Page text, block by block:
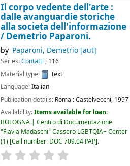
Il corpo vedente dell'arte :
dalle avanguardie storiche
alla societa dell'informazione
/ Demetrio Paparoni.
by Paparoni, Demetrio[aut]
Series:Contatti ; 116
Material type:
Text
Language:Italian
Publication details: Roma :Castelvecchi, 1997
Availability:Items available for loan:
BOLOGNA | Centro di Documentazione
"Flavia Madaschi" Cassero LGBTQIA+ Center
(1) Call number: DOC 709.04 PAP .
star rating